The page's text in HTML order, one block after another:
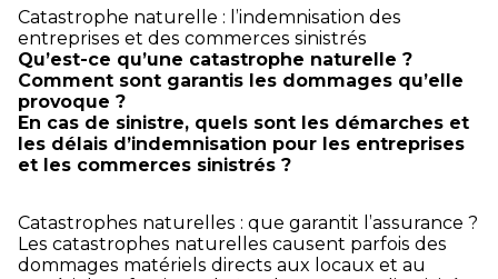
Catastrophe naturelle : l’indemnisation des
entreprises et des commerces sinistrés
Qu’est-ce qu’une catastrophe naturelle ?
Comment sont garantis les dommages qu’elle
provoque ?
En cas de sinistre, quels sont les démarches et
les délais d’indemnisation pour les entreprises
et les commerces sinistrés ?
Catastrophes naturelles : que garantit l’assurance ?
Les catastrophes naturelles causent parfois des
dommages matériels directs aux locaux et au